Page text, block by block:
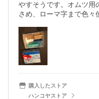
やすそうです。オムツ用
さめ、ローマ字まで色々
購入したストア
ハンコヤストア